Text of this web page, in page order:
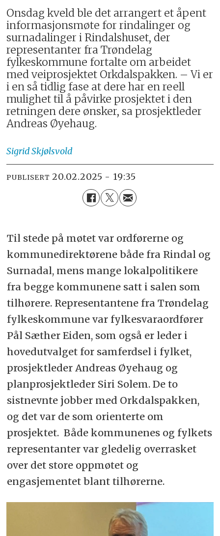
Onsdag kveld ble det arrangert et åpent
informasjonsmøte for rindalinger og
surnadalinger i Rindalshuset, der
representanter fra Trøndelag
fylkeskommune fortalte om arbeidet
med veiprosjektet Orkdalspakken. – Vi er
i en så tidlig fase at dere har en reell
mulighet til å påvirke prosjektet i den
retningen dere ønsker, sa prosjektleder
Andreas Øyehaug.
SigridSkjølsvold
PUBLISERT 20.02.2025 - 19:35
Til stede på møtet var ordførerne og
kommunedirektørene både fra Rindal og
Surnadal, mens mange lokalpolitikere
fra begge kommunene satt i salen som
tilhørere. Representantene fra Trøndelag
fylkeskommune var fylkesvaraordfører
Pål Sæther Eiden, som også er leder i
hovedutvalget for samferdsel i fylket,
prosjektleder Andreas Øyehaug og
planprosjektleder Siri Solem. De to
sistnevnte jobber med Orkdalspakken,
og det var de som orienterte om
prosjektet. Både kommunenes og fylkets
representanter var gledelig overrasket
over det store oppmøtet og
engasjementet blant tilhørerne.